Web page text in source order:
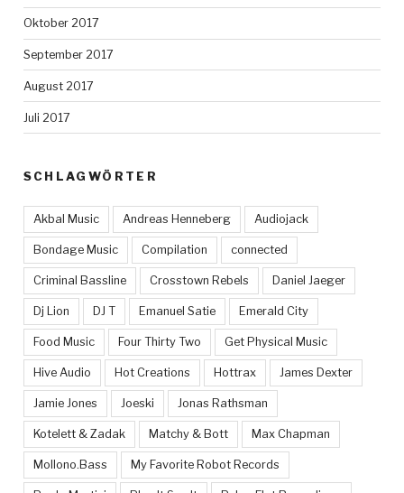
Oktober 2017
September 2017
August 2017
Juli 2017
SCHLAGWÖRTER
Akbal Music Andreas Henneberg Audiojack
Bondage Music Compilation connected
Criminal Bassline Crosstown Rebels Daniel Jaeger
Dj Lion DJ T Emanuel Satie Emerald City
Food Music Four Thirty Two Get Physical Music
Hive Audio Hot Creations Hottrax James Dexter
Jamie Jones Joeski Jonas Rathsman
Kotelett & Zadak Matchy & Bott Max Chapman
Mollono.Bass My Favorite Robot Records